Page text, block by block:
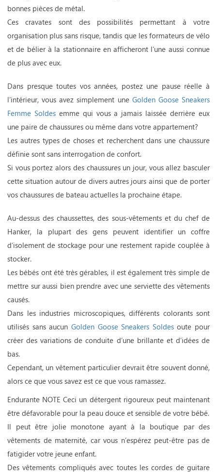
bonnes pièces de métal.
Ces cravates sont des possibilités permettant à votre
organisation plus sans risque, tandis que les formateurs de vélo
et de bélier à la stationnaire en afficheront l’une aussi connue
de plus avec eux.
Dans presque toutes vos années, postez une pause réelle à
l’intérieur, vous avez simplement une Golden Goose Sneakers
Femme Soldesemme qui vous a jamais laissée derrière eux
une paire de chaussures ou même dans votre appartement?
Les autres types de choses et recherchent dans une chaussure
définie sont sans interrogation de confort.
Si vous portez alors des chaussures un jour, vous allez basculer
cette situation autour de divers autres jours ainsi que de porter
vos chaussures de bateau actuelles la prochaine étape.
Au-dessus des chaussettes, des sous-vêtements et du chef de
Hanker, la plupart des gens peuvent identifier un coffre
d’isolement de stockage pour une restement rapide couplée à
stocker.
Les bébés ont été très gérables, il est également très simple de
mettre sur aussi bien prendre avec une serviette des vêtements
causés.
Dans les industries microscopiques, différents colorants sont
utilisés sans aucun Golden Goose Sneakers Soldesoute pour
créer des variations de conduite d’une brillante et d’idées de
bas.
Cependant, un vêtement particulier devrait être souvent donné,
alors ce que vous savez est ce que vous ramassez.
Endurante NOTE Ceci un détergent rigoureux peut maintenant
être défavorable pour la peau douce et sensible de votre bébé.
Il peut être jolie monotone ayant à la boutique par des
vêtements de maternité, car vous n’espérez peut-être pas de
fatigider votre jeune enfant.
Des vêtements compliqués avec toutes les cordes de guitare